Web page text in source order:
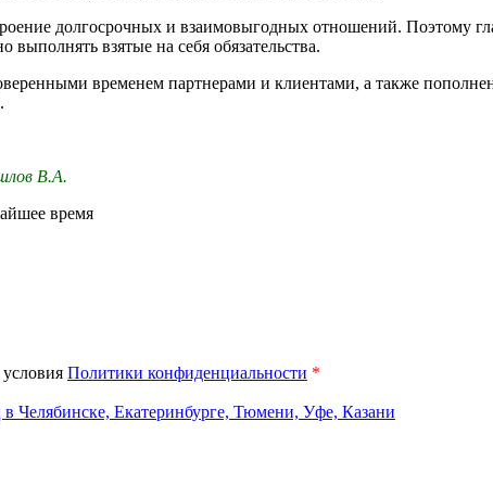
долгосрочных и взаимовыгодных отношений. Поэтому
взятые на себя обязательства.
временем партнерами и клиентами, а также
В.А.
время
Политики конфиденциальности *